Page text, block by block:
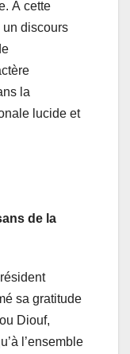
À cette
un discours
la
lucide et
de la
sa gratitude
Diouf,
l’ensemble